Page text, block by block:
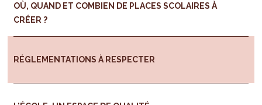
OÙ, QUAND ET COMBIEN DE PLACES SCOLAIRES À
CRÉER ?
RÉGLEMENTATIONS À RESPECTER